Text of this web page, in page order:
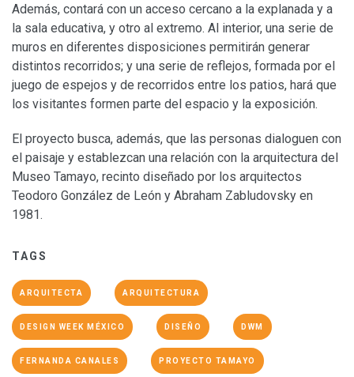
Además, contará con un acceso cercano a la explanada y a
la sala educativa, y otro al extremo. Al interior, una serie de
muros en diferentes disposiciones permitirán generar
distintos recorridos; y una serie de reflejos, formada por el
juego de espejos y de recorridos entre los patios, hará que
los visitantes formen parte del espacio y la exposición.
El proyecto busca, además, que las personas dialoguen con
el paisaje y establezcan una relación con la arquitectura del
Museo Tamayo, recinto diseñado por los arquitectos
Teodoro González de León y Abraham Zabludovsky en
1981.
TAGS
ARQUITECTA ARQUITECTURA
DESIGN WEEK MÉXICO DISEÑO DWM
FERNANDA CANALES PROYECTO TAMAYO